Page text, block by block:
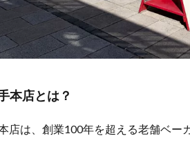
本店とは？
店は、創業100年を超える老舗ベー